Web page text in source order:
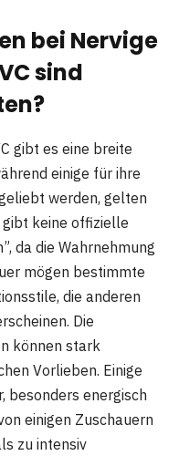
bei Nervige
sind
gibt es eine breite
einige für ihre
werden, gelten
gibt keine offizielle
da die Wahrnehmung
mögen bestimmte
die anderen
Die
können stark
Vorlieben. Einige
besonders energisch
einigen Zuschauern
zu intensiv